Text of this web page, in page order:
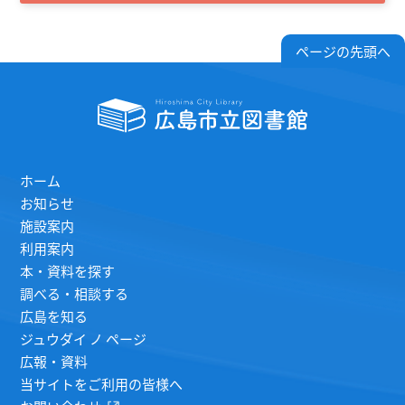
ページの先頭へ
ホーム
お知らせ
施設案内
利用案内
本・資料を探す
調べる・相談する
広島を知る
ジュウダイ ノ ページ
広報・資料
当サイトをご利用の皆様へ